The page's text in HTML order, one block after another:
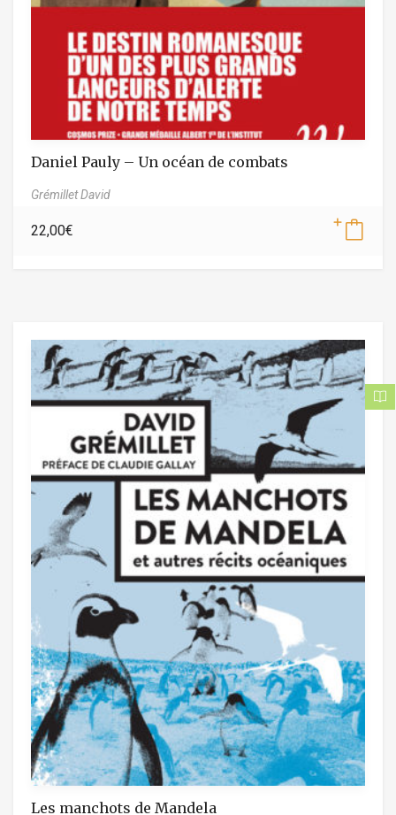
Daniel Pauly – Un océan de combats
Grémillet David
22,00€
Les manchots de Mandela